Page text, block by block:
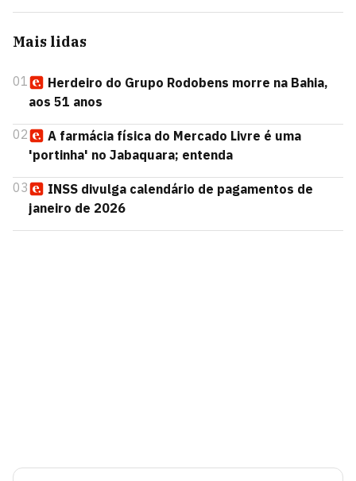
Mais lidas
01
Herdeiro do Grupo Rodobens morre na Bahia,
aos 51 anos
02
A farmácia física do Mercado Livre é uma
'portinha' no Jabaquara; entenda
03
INSS divulga calendário de pagamentos de
janeiro de 2026